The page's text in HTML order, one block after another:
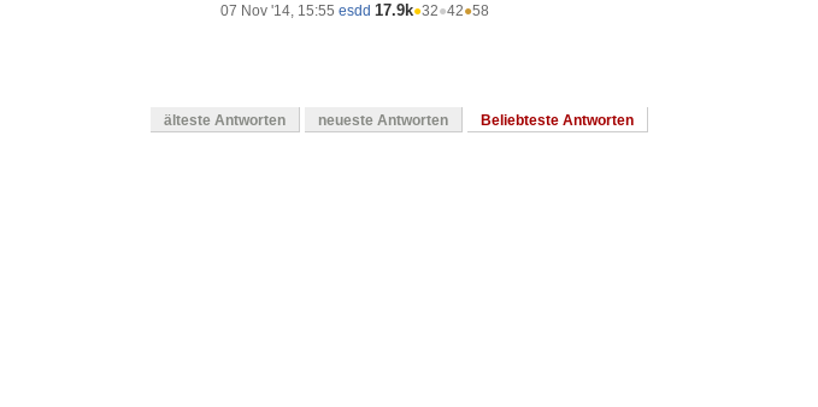
07 Nov '14, 15:55 esdd 17.9k●32●42●58
älteste Antworten neueste Antworten Beliebteste Antworten